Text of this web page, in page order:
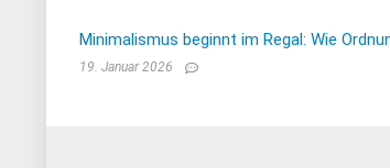
Minimalismus beginnt im Regal: Wie
19. Januar 2026